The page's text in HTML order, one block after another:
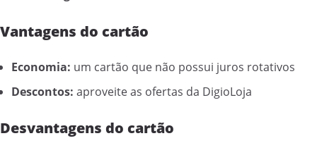
Vantagens do cartão
Economia: um cartão que não possui juros rotativos
Descontos: aproveite as ofertas da DigioLoja
Desvantagens do cartão